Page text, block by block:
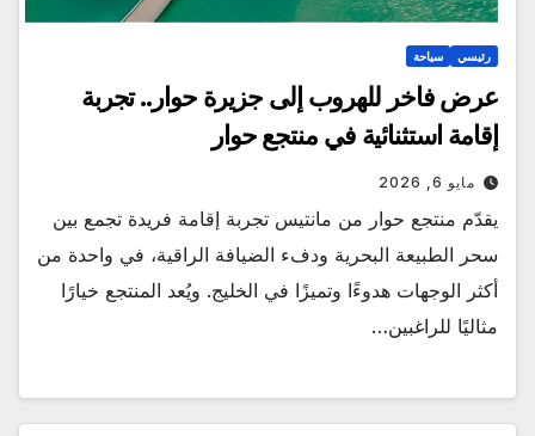
رئيسي سياحة
عرض فاخر للهروب إلى جزيرة حوار.. تجربة
إقامة استثنائية في منتجع حوار
مايو 6, 2026
يقدّم منتجع حوار من مانتيس تجربة إقامة فريدة تجمع بين
سحر الطبيعة البحرية ودفء الضيافة الراقية، في واحدة من
أكثر الوجهات هدوءًا وتميزًا في الخليج. ويُعد المنتجع خيارًا
مثاليًا للراغبين…